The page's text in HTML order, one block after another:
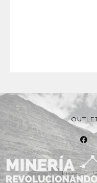
Inicio